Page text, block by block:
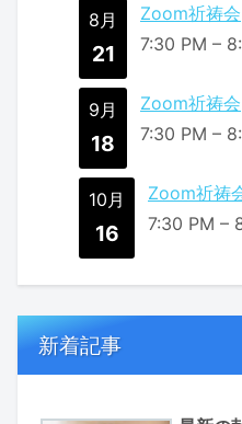
8月
21
Zoom祈祷会
7:30 PM –
9月
18
Zoom祈祷会
7:30 PM –
10月
16
Zoom祈祷
7:30 PM –
新着記事